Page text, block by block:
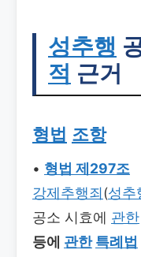
성추행
적 근거
형법 조항
• 형법 제297조
강제추행죄(성추
공소 시효에 관한
등에 관한 특례법